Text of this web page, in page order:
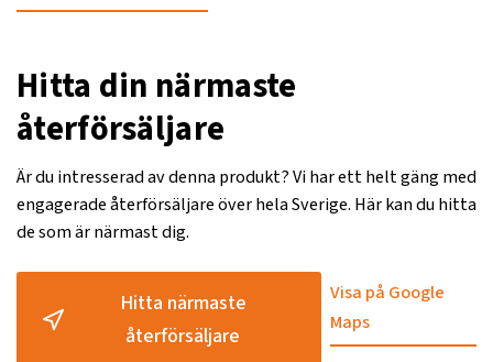
Hitta din närmaste
återförsäljare
Är du intresserad av denna produkt? Vi har ett helt gäng med
engagerade återförsäljare över hela Sverige. Här kan du hitta
de som är närmast dig.
Hitta närmaste
återförsäljare
Visa på Google
Maps